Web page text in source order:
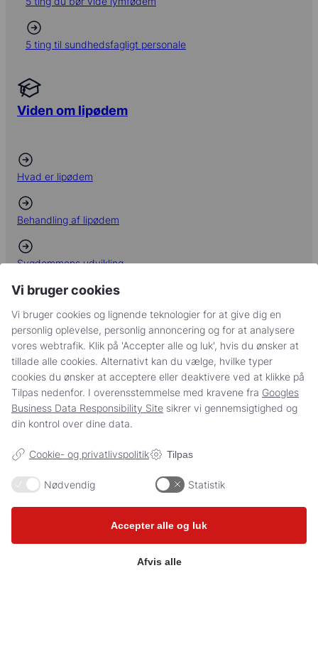
Vandgymnastik – en patienthistorie
5 ting til sundhedsfagligt personale
Viden om lipødem
Hvad er lipødem
Behandling af lipødem
Sygdommens udvikling
personale bør vide om lipødem
5 ting du bør vide lipødem
Vandgymnastik – en patienthistorie
Information
DALYFOs baggrund og drift
Vi bruger cookies
Vi bruger cookies og lignende teknologier for at give dig en
personlig oplevelse, personlig annoncering og for at analysere
vores webtrafik. Klik på 'Accepter alle og luk', hvis du ønsker at
tillade alle cookies. Alternativt kan du vælge, hvilke typer
cookies du ønsker at acceptere eller deaktivere ved at klikke på
Tilpas nedenfor. I overensstemmelse med kravene fra Googles
Business Data Responsibility Site sikrer vi gennemsigtighed og
din kontrol over dine data.
Cookie- og privatlivspolitik Tilpas
Nødvendig Statistik
Afvis alle
Accepter alle og luk